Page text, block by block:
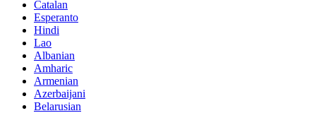
Catalan
Esperanto
Hindi
Lao
Albanian
Amharic
Armenian
Azerbaijani
Belarusian